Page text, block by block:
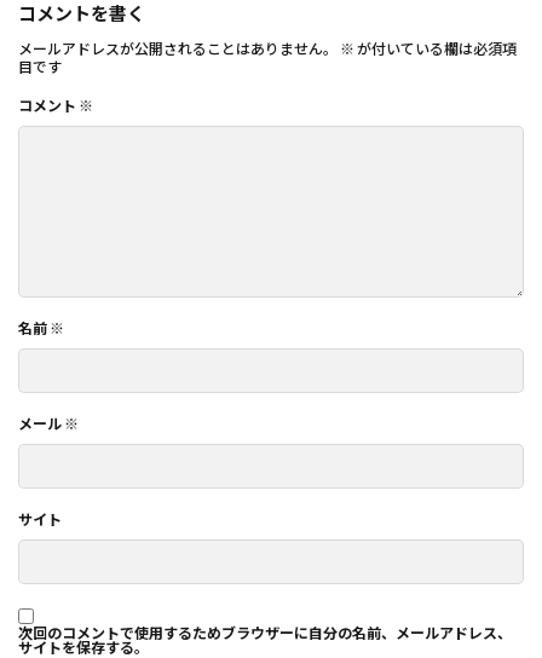
コメントを書く
メールアドレスが公開されることはありません。 ※ が付いている欄は必須項
目です
コメント ※
名前 ※
メール ※
サイト
次回のコメントで使用するためブラウザーに自分の名前、メールアドレス、
サイトを保存する。